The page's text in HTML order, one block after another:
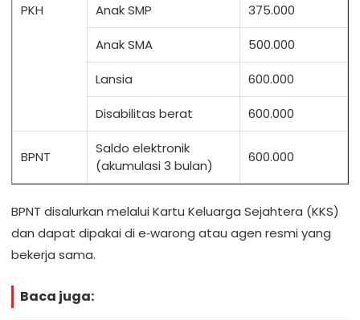
PKH Anak SMP 375.000
Anak SMA 500.000
Lansia 600.000
Disabilitas berat 600.000
BPNT
Saldo elektronik
(akumulasi 3 bulan)
600.000
BPNT disalurkan melalui Kartu Keluarga Sejahtera (KKS)
dan dapat dipakai di e‑warong atau agen resmi yang
bekerja sama.
Baca juga: